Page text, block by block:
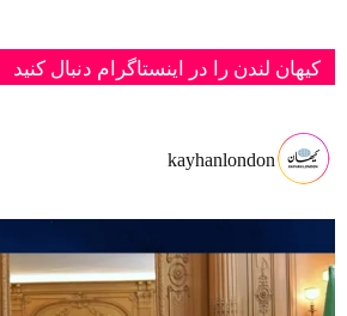
کیهان لندن را در اینستاگرام دنبال کنید
kayhanlondon